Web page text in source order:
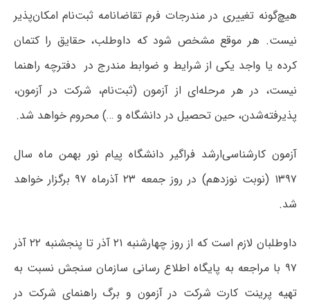
هیچ‌گونه تغییری در مندرجات فرم‌ تقاضانامه‌ ثبت‌نام امکان‌پذیر
نیست. هر موقع‌ مشخص‌ شود که‌ داوطلب،‌ حقایق‌ را کتمان‌
کرده‌ یا واجد یکی‌ از شرایط و ضوابط مندرج‌ در دفترچه‌ راهنما
نیست، در هر مرحله‌ای‌ از آزمون‌ (ثبت‌نام‌، شرکت‌ در آزمون‌،
پذیرفته‌شدن‌، حین‌ تحصیل‌ در دانشگاه ‌و …) محروم‌ خواهد شد.
آزمون کارشناسی‌ارشد فراگیر دانشگاه پیام نور بهمن ماه سال
۱۳۹۷ (نوبت نوزدهم) در روز جمعه ۲۳ آذرماه ۹۷ برگزار خواهد
شد.
داوطلبان لازم است که از روز چهارشنبه ۲۱ آذر تا پنجشنبه ۲۲ آذر
۹۷ با مراجعه به پایگاه اطلاع رسانی سازمان سنجش نسبت به
تهیه پرینت کارت شرکت در آزمون و برگ راهنمای شرکت در